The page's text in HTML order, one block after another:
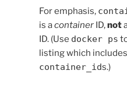
For emphasis,
is acontainer ID,not
ID. (Use docker ps
listing which includes
container_ids.)